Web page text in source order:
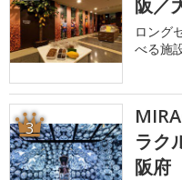
阪／
ロング
べる施
3
ラク
阪府